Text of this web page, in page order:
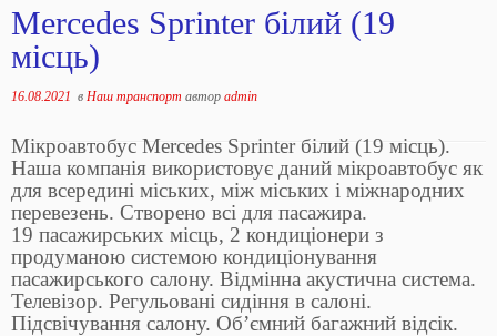
Mercedes Sprinter білий (19
місць)
16.08.2021 в Наш транспорт автор admin
Мікроавтобус Mercedes Sprinter білий (19 місць).
Наша компанія використовує даний мікроавтобус як
для всередині міських, між міських і міжнародних
перевезень. Створено всі для пасажира.
19 пасажирських місць, 2 кондиціонери з
продуманою системою кондиціонування
пасажирського салону. Відмінна акустична система.
Телевізор. Регульовані сидіння в салоні.
Підсвічування салону. Об’ємний багажний відсік.